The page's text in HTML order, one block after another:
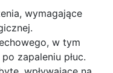
wymagające
w tym
zapaleniu płuc.